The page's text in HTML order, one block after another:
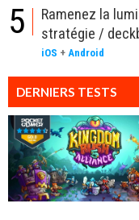
5
Ramenez la
stratégie /
iOS + Android
DERNIERS TESTS